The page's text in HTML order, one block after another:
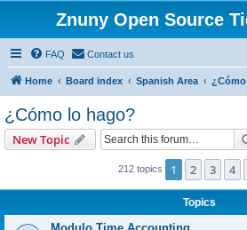
Znuny Open Source
FAQ Contact us
Home Board index Spanish Area
¿Cómo lo hago?
New Topic
212 topics 1 2 3 4
Topics